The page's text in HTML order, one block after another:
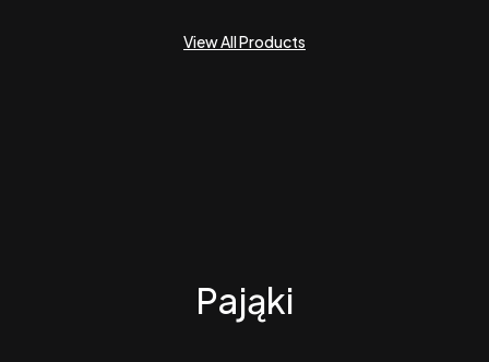
View All Products
Pająki